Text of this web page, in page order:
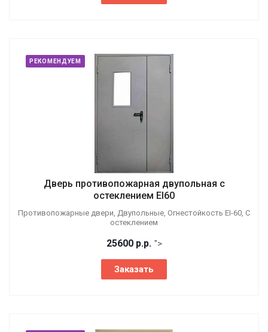
РЕКОМЕНДУЕМ
Дверь противопожарная двупольная с
остеклением EI60
Противопожарные двери, Двупольные, Огнестойкость EI-60, С
остеклением
25600 р.р. ">
Заказать